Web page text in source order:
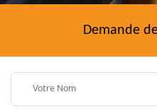
Demande